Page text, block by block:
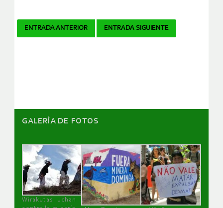
Navegador
ENTRADA ANTERIOR ENTRADA SIGUIENTE
GALERÌA DE FOTOS
Wirakutas luchan